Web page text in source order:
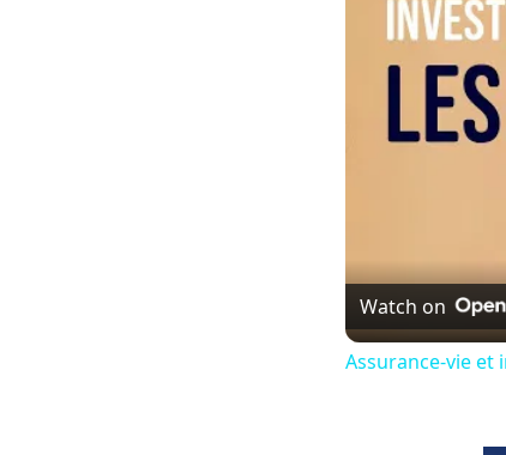
Watch on
Assurance-vie et